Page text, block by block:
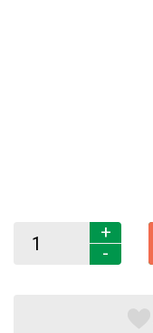
+
-